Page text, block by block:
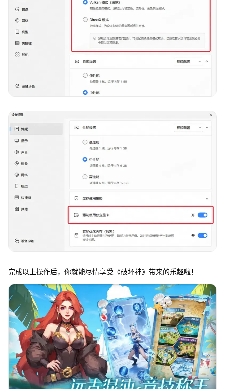
完成以上操作后，你就能尽情享受《破坏神》带来的乐趣啦！